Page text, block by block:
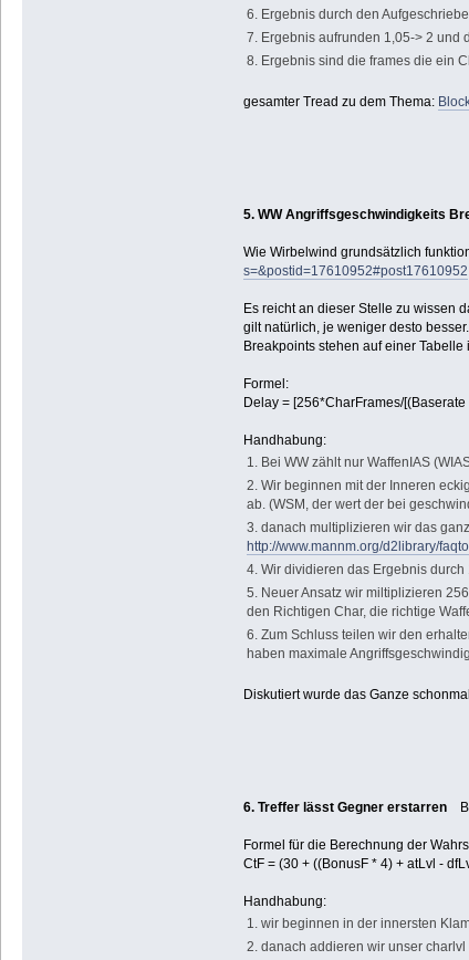
6. Ergebnis durch den
7. Ergebnis aufrunden 1,05-> 2 und
8. Ergebnis sind die frames die ein
gesamter Tread zu dem Thema:
5. WW Angriffsgeschwindigkeits
Wie Wirbelwind grundsätzlich
s=&postid=17610952#post17610952
Es reicht an dieser Stelle zu wissen
gilt natürlich, je weniger desto
Breakpoints stehen auf einer
Formel:
Delay = [256*CharFrames/
Handhabung:
1. Bei WW zählt nur WaffenIAS
2. Wir beginnen mit der Inneren
ab. (WSM, der wert der bei
3. danach multiplizieren wir das
http://www.mannm.org/d2library/
4. Wir dividieren das Ergebnis
5. Neuer Ansatz wir miltiplizieren
den Richtigen Char, die richtige
6. Zum Schluss teilen wir den
haben maximale
Diskutiert wurde das Ganze
6. Treffer lässt Gegner erstarren
Formel für die Berechnung der
CtF = (30 + ((BonusF * 4) + atLvl -
Handhabung:
1. wir beginnen in der innersten
2. danach addieren wir unser